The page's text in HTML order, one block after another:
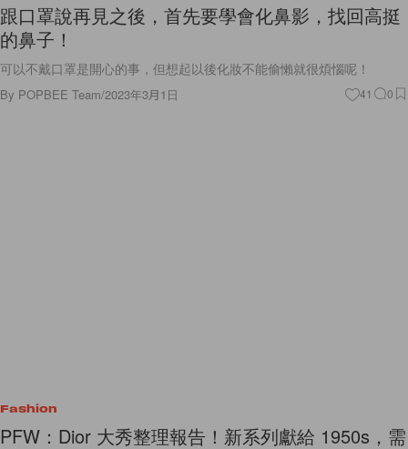
跟口罩說再見之後，首先要學會化鼻影，找回高挺
的鼻子！
可以不戴口罩是開心的事，但想起以後化妝不能偷懶就很煩惱呢！
By POPBEE Team/2023年3月1日 41 0
Fashion
PFW：Dior 大秀整理報告！新系列獻給 1950s，需